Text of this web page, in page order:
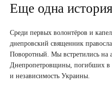
Еще одна
Среди первых волонтёров и
днепровский священник
Поворотный. Мы встретились на
Днепропетровщины, погибших в
и независимость Украины.